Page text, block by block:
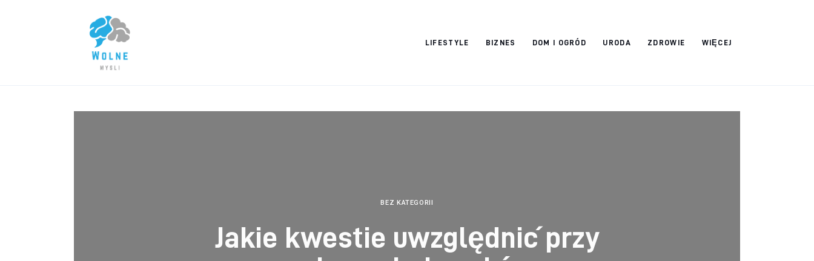
LIFESTYLE BIZNES DOM I OGRÓD URODA ZDROWIE WIĘCEJ
Vacation Dreams
BEZ KATEGORII
Jakie kwestie uwzględnić przy